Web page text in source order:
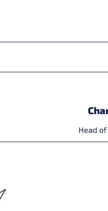
Head of